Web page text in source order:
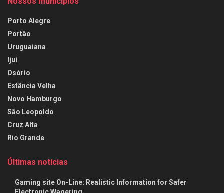
Porto Alegre
Portão
Uruguaiana
Ijuí
Osório
Estância Velha
Novo Hamburgo
São Leopoldo
Cruz Alta
Rio Grande
Últimas notícias
Gaming site On-Line: Realistic Information for Safer